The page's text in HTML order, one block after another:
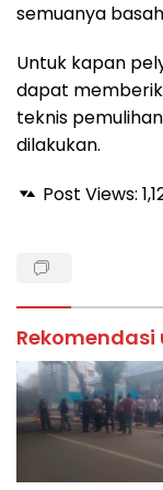
semuanya
Untuk kapan
dapat
teknis
dilakukan.
Post Views: